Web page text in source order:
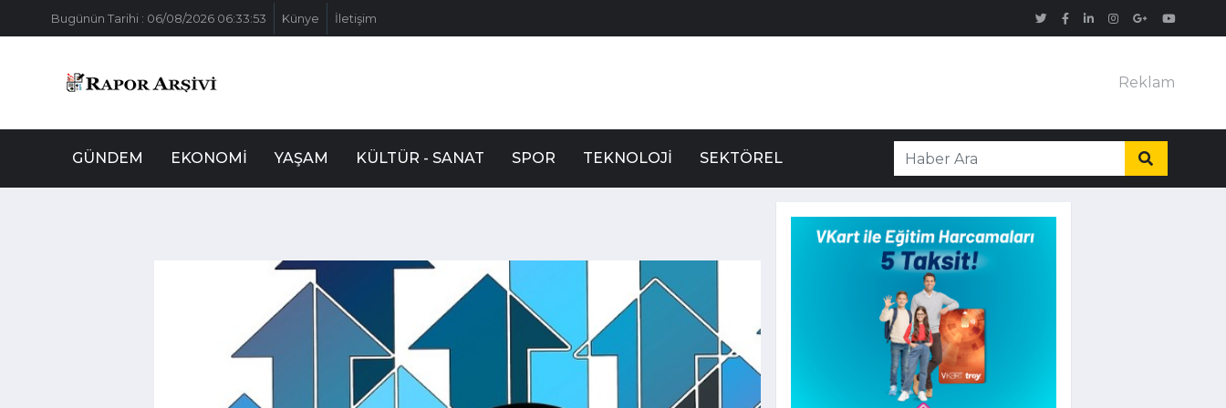
Bugünün Tarihi : 06/08/2026 06:33:53 Künye İletişim
Reklam
GÜNDEM EKONOMI YAŞAM KÜLTÜR - SANAT SPOR TEKNOLOJI SEKTÖREL